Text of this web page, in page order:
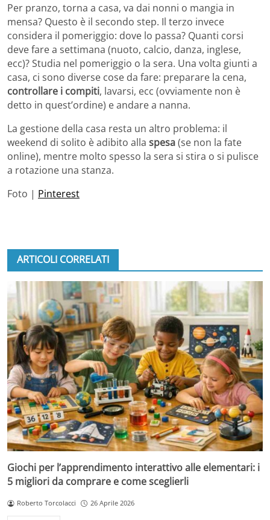
Per pranzo, torna a casa, va dai nonni o mangia in
mensa? Questo è il secondo step. Il terzo invece
considera il pomeriggio: dove lo passa? Quanti corsi
deve fare a settimana (nuoto, calcio, danza, inglese,
ecc)? Studia nel pomeriggio o la sera. Una volta giunti a
casa, ci sono diverse cose da fare: preparare la cena,
controllare i compiti, lavarsi, ecc (ovviamente non è
detto in quest’ordine) e andare a nanna.
La gestione della casa resta un altro problema: il
weekend di solito è adibito alla spesa(se non la fate
online), mentre molto spesso la sera si stira o si pulisce
a rotazione una stanza.
Foto | Pinterest
ARTICOLI CORRELATI
Giochi per l’apprendimento interattivo alle elementari: i
5 migliori da comprare e come sceglierli
Roberto Torcolacci 26 Aprile 2026